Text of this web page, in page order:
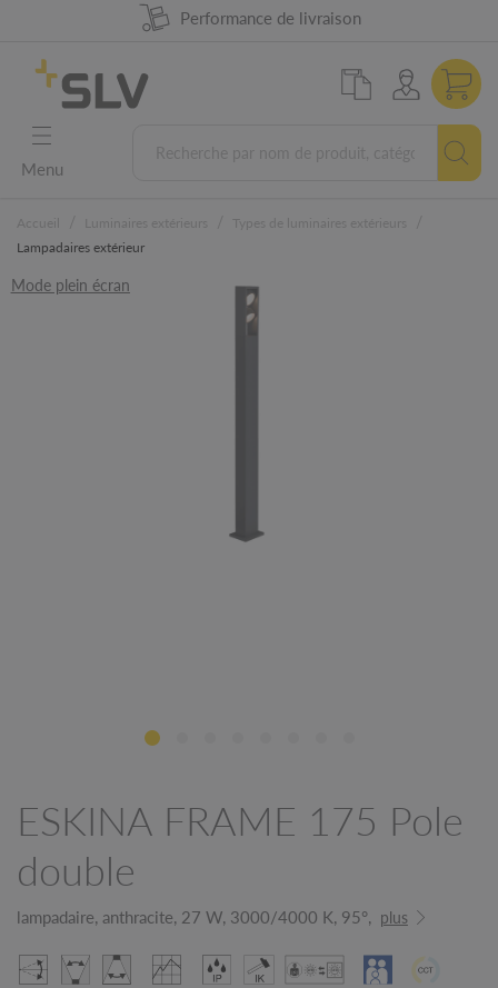
Disponibilité produit à 98%
Performance de livraison
Garantie 5 ans
Conception Allemande
Menu
Lampadaires extérieur
Mode plein écran
ESKINA FRAME 175 Pole
double
lampadaire, anthracite, 27 W, 3000/4000 K, 95°, plus